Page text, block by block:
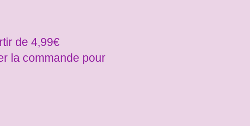
de 4,99€
la commande pour